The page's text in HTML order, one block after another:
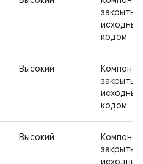
закрытым
исходным
кодом
Высокий
закрытым
исходным
кодом
Высокий
закрытым
исходным